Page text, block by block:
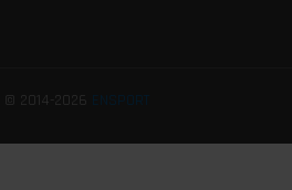
© 2014-2026 ENSPORT